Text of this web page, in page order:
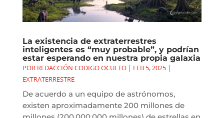
La existencia de extraterrestres
inteligentes es “muy probable”, y podrían
estar esperando en nuestra propia galaxia
POR REDACCIÓN CODIGO OCULTO| FEB 5, 2025|
EXTRATERRESTRE
De acuerdo a un equipo de astrónomos,
existen aproximadamente 200 millones de